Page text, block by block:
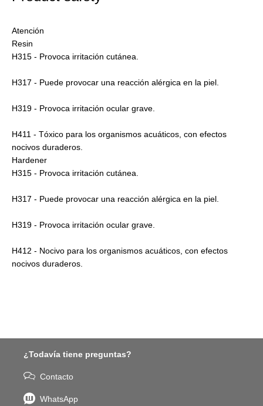
Atención
Resin
H315 - Provoca irritación cutánea.
H317 - Puede provocar una reacción alérgica en la piel.
H319 - Provoca irritación ocular grave.
H411 - Tóxico para los organismos acuáticos, con efectos
nocivos duraderos.
Hardener
H315 - Provoca irritación cutánea.
H317 - Puede provocar una reacción alérgica en la piel.
H319 - Provoca irritación ocular grave.
H412 - Nocivo para los organismos acuáticos, con efectos
nocivos duraderos.
¿Todavía tiene preguntas?
Contacto
WhatsApp